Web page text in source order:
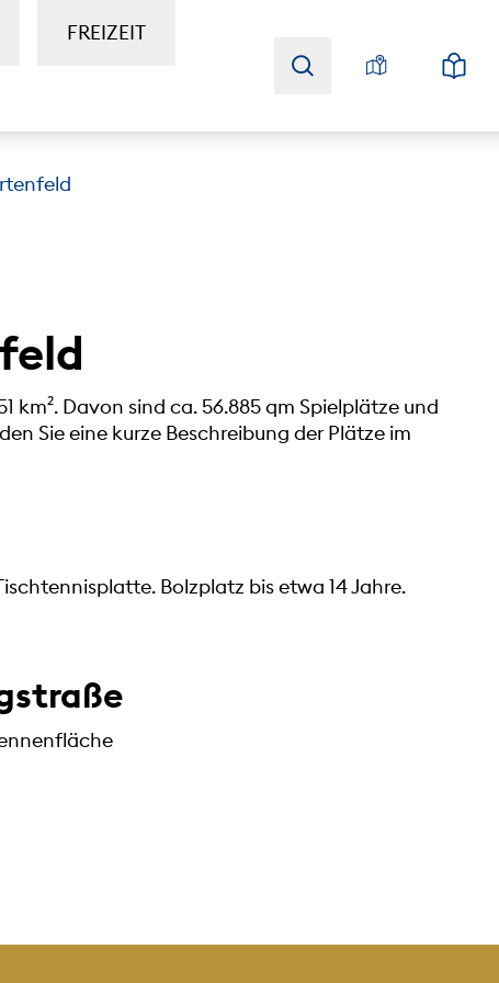
FREIZEIT
km². Davon sind ca. 56.885 qm Spielplätze und
Sie eine kurze Beschreibung der Plätze im
Bolzplatz bis etwa 14 Jahre.